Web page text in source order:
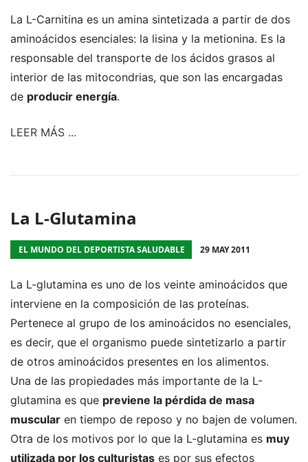
La L-Carnitina es un amina sintetizada a partir de dos
aminoácidos esenciales: la lisina y la metionina. Es la
responsable del transporte de los ácidos grasos al
interior de las mitocondrias, que son las encargadas
de producir energía.
LEER MÁS ...
La L-Glutamina
EL MUNDO DEL DEPORTISTA SALUDABLE 29 MAY 2011
La L-glutamina es uno de los veinte aminoácidos que
interviene en la composición de las proteínas.
Pertenece al grupo de los aminoácidos no esenciales,
es decir, que el organismo puede sintetizarlo a partir
de otros aminoácidos presentes en los alimentos.
Una de las propiedades más importante de la L-
glutamina es que previene la pérdida de masa
muscular en tiempo de reposo y no bajen de volumen.
Otra de los motivos por lo que la L-glutamina es muy
utilizada por los culturistas es por sus efectos